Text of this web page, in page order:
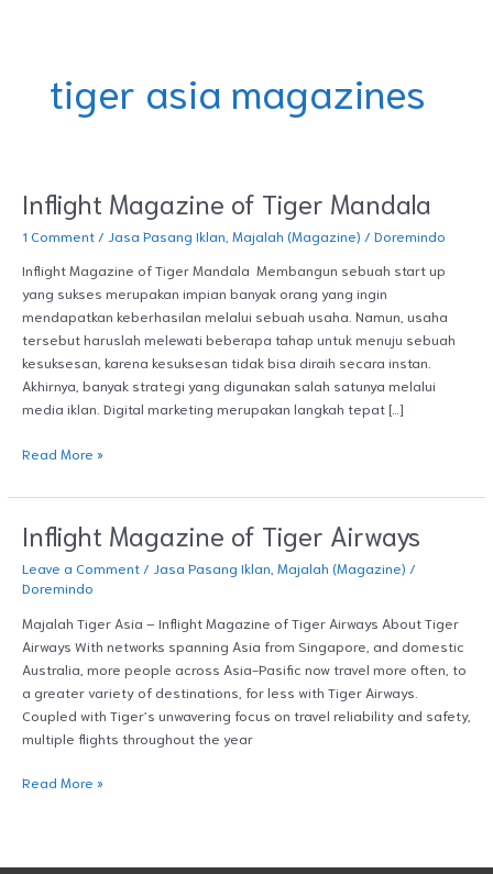
tiger asia magazines
Inflight Magazine of Tiger Mandala
1 Comment / Jasa Pasang Iklan Majalah (Magazine) / Doremindo
Inflight Magazine of Tiger Mandala Membangun sebuah start up
yang sukses merupakan impian banyak orang yang ingin
mendapatkan keberhasilan melalui sebuah usaha. Namun, usaha
tersebut haruslah melewati beberapa tahap untuk menuju sebuah
kesuksesan, karena kesuksesan tidak bisa diraih secara instan.
Akhirnya, banyak strategi yang digunakan salah satunya melalui
media iklan. Digital marketing merupakan langkah tepat […]
Inflight
Magazine
of
Tiger
Mandala
Read More »
Inflight Magazine of Tiger Airways
Leave a Comment / Jasa Pasang Iklan Majalah (Magazine) /
Doremindo
Majalah Tiger Asia – Inflight Magazine of Tiger Airways About Tiger
Airways With networks spanning Asia from Singapore, and domestic
Australia, more people across Asia-Pasific now travel more often, to
a greater variety of destinations, for less with Tiger Airways.
Coupled with Tiger’s unwavering focus on travel reliability and safety,
multiple flights throughout the year
Inflight
Magazine
of
Tiger
Airways
Read More »